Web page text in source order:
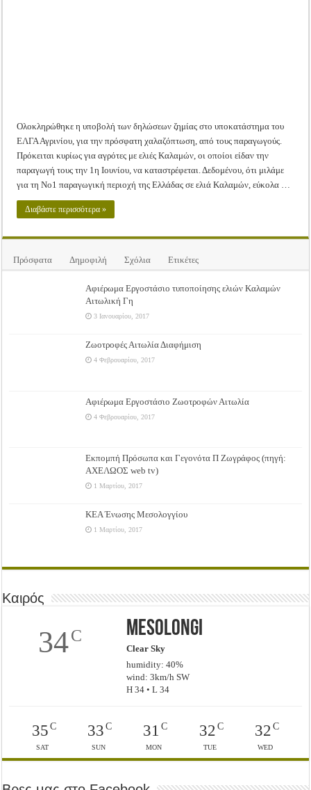
Ολοκληρώθηκε η υποβολή των δηλώσεων ζημίας στο υποκατάστημα του
ΕΛΓΑ Αγρινίου, για την πρόσφατη χαλαζόπτωση, από τους παραγωγούς.
Πρόκειται κυρίως για αγρότες με ελιές Καλαμών, οι οποίοι είδαν την
παραγωγή τους την 1η Ιουνίου, να καταστρέφεται. Δεδομένου, ότι μιλάμε
για τη Νο1 παραγωγική περιοχή της Ελλάδας σε ελιά Καλαμών, εύκολα …
Διαβάστε περισσότερα »
Πρόσφατα Δημοφιλή Σχόλια Ετικέτες
Αφιέρωμα Εργοστάσιο τυποποίησης ελιών Καλαμών
Αιτωλική Γη
3 Ιανουαρίου, 2017
Ζωοτροφές Αιτωλία Διαφήμιση
4 Φεβρουαρίου, 2017
Αφιέρωμα Εργοστάσιο Ζωοτροφών Αιτωλία
4 Φεβρουαρίου, 2017
Εκπομπή Πρόσωπα και Γεγονότα Π Ζωγράφος (πηγή:
ΑΧΕΛΩΟΣ web tv)
1 Μαρτίου, 2017
ΚΕΑ Ένωσης Μεσολογγίου
1 Μαρτίου, 2017
Καιρός
34C Mesolongi
Clear Sky
humidity: 40%
wind: 3km/h SW
H 34 • L 34
35C
SAT
33C
SUN
31 C
MON
32C
TUE
32C
WED